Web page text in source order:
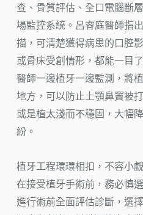
查、骨質評估、全口電腦斷
場監控系統。呂睿庭醫師指
描，可清楚獲得病患的口腔
或骨床受創情形，都能一目
醫師一邊植牙一邊監測，將
地方，可以防止上顎鼻竇被
或是植太淺而不穩固，大幅
紛。
植牙工程環環相扣，不容小
在接受植牙手術前，務必慎
進行術前全面評估診斷，選